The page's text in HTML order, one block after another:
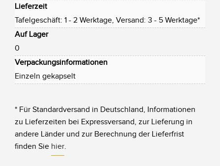
Lieferzeit
Tafelgeschäft: 1 - 2 Werktage, Versand: 3 - 5 Werktage*
Auf Lager
0
Verpackungsinformationen
Einzeln gekapselt
* Für Standardversand in Deutschland, Informationen
zu Lieferzeiten bei Expressversand, zur Lieferung in
andere Länder und zur Berechnung der Lieferfrist
finden Sie hier.